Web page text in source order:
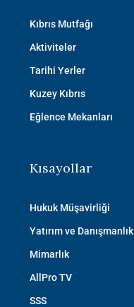
Kıbrıs Mutfağı
Aktiviteler
Tarihi Yerler
Kuzey Kıbrıs
Eğlence Mekanları
Kısayollar
Hukuk Müşavirliği
Yatırım ve Danışmanlık
Mimarlık
AllPro TV
SSS